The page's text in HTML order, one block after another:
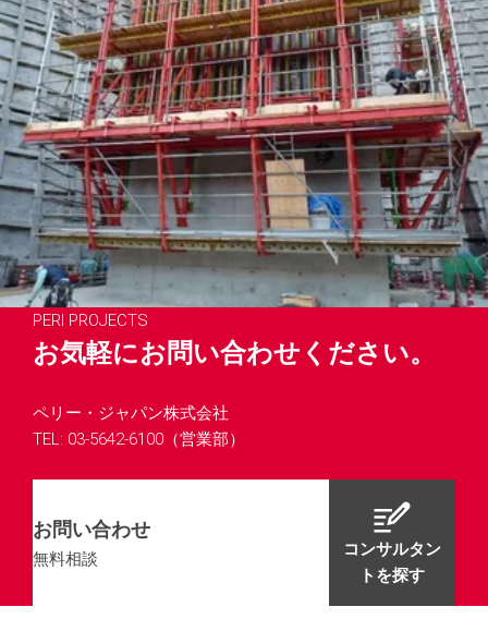
PERI PROJECTS
お気軽にお問い合わせください。
ペリー・ジャパン株式会社
TEL: 03-5642-6100（営業部）
お問い合わせ
無料相談
コンサルタン
トを探す